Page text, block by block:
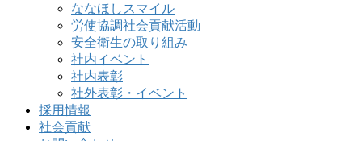
ななほしスマイル
労使協調社会貢献活動
安全衛生の取り組み
社内イベント
社内表彰
社外表彰・イベント
採用情報
社会貢献